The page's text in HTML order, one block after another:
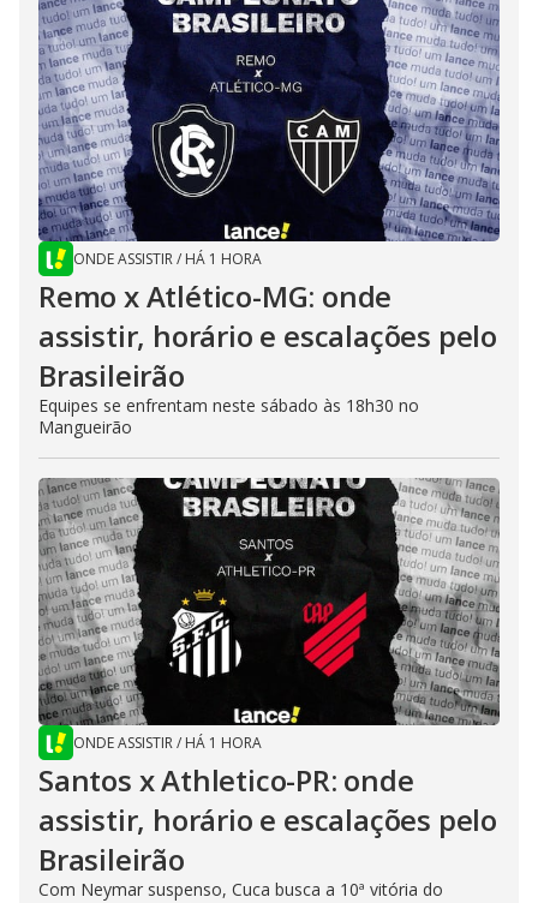
ONDE ASSISTIR/ HÁ 1 HORA
Remo x Atlético-MG: onde
assistir, horário e escalações pelo
Brasileirão
Equipes se enfrentam neste sábado às 18h30 no
Mangueirão
ONDE ASSISTIR/ HÁ 1 HORA
Santos x Athletico-PR: onde
assistir, horário e escalações pelo
Brasileirão
Com Neymar suspenso, Cuca busca a 10ª vitória do